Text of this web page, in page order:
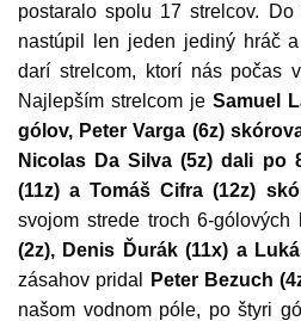
postaralo spolu 17 strelcov. Do
nastúpil len jeden jediný hráč
darí strelcom, ktorí nás počas
Najlepším strelcom je Samuel
gólov, Peter Varga (6z)
Nicolas Da Silva (5z) dali po
(11z) a Tomáš Cifra (12z)
svojom strede troch 6-
(2z), Denis Ďurák (11x) a
zásahov pridal
Peter Bezuch
našom vodnom póle, po štyri